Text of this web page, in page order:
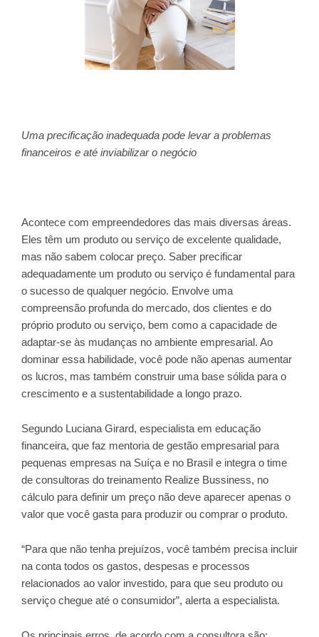
Uma precificação inadequada pode levar a problemas
financeiros e até inviabilizar o negócio
Acontece com empreendedores das mais diversas áreas.
Eles têm um produto ou serviço de excelente qualidade,
mas não sabem colocar preço. Saber precificar
adequadamente um produto ou serviço é fundamental para
o sucesso de qualquer negócio. Envolve uma
compreensão profunda do mercado, dos clientes e do
próprio produto ou serviço, bem como a capacidade de
adaptar-se às mudanças no ambiente empresarial. Ao
dominar essa habilidade, você pode não apenas aumentar
os lucros, mas também construir uma base sólida para o
crescimento e a sustentabilidade a longo prazo.
Segundo Luciana Girard, especialista em educação
financeira, que faz mentoria de gestão empresarial para
pequenas empresas na Suíça e no Brasil e integra o time
de consultoras do treinamento Realize Bussiness, no
cálculo para definir um preço não deve aparecer apenas o
valor que você gasta para produzir ou comprar o produto.
“Para que não tenha prejuízos, você também precisa incluir
na conta todos os gastos, despesas e processos
relacionados ao valor investido, para que seu produto ou
serviço chegue até o consumidor”, alerta a especialista.